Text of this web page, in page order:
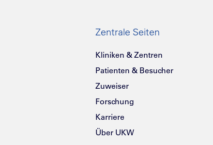
Zentrale Seiten
Kliniken & Zentren
Patienten & Besucher
Zuweiser
Forschung
Karriere
Über UKW